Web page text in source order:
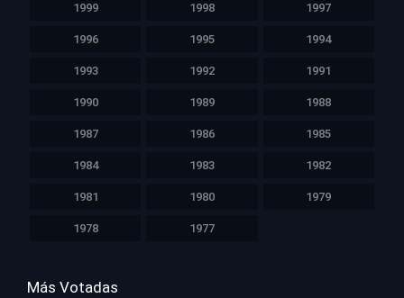
1999 1998 1997
1996 1995 1994
1993 1992 1991
1990 1989 1988
1987 1986 1985
1984 1983 1982
1981 1980 1979
1978 1977
Más Votadas